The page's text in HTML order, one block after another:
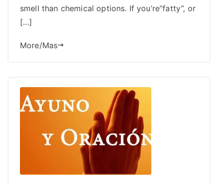
smell than chemical options. If you’re”fatty”, or
[…]
More/Mas